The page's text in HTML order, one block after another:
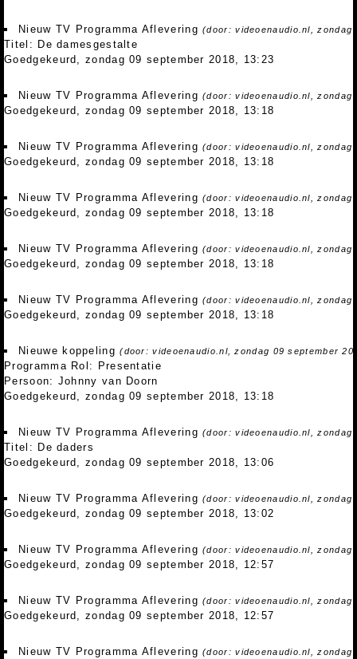
Nieuw TV Programma Aflevering(door: videoenaudio.nl, zondag
Titel: De damesgestalte
Goedgekeurd, zondag 09 september 2018, 13:23
Nieuw TV Programma Aflevering(door: videoenaudio.nl, zondag
Goedgekeurd, zondag 09 september 2018, 13:18
Nieuw TV Programma Aflevering(door: videoenaudio.nl, zondag
Goedgekeurd, zondag 09 september 2018, 13:18
Nieuw TV Programma Aflevering(door: videoenaudio.nl, zondag
Goedgekeurd, zondag 09 september 2018, 13:18
Nieuw TV Programma Aflevering(door: videoenaudio.nl, zondag
Goedgekeurd, zondag 09 september 2018, 13:18
Nieuw TV Programma Aflevering(door: videoenaudio.nl, zondag
Goedgekeurd, zondag 09 september 2018, 13:18
Nieuwe koppeling(door: videoenaudio.nl, zondag 09 september
Programma Rol: Presentatie
Persoon: Johnny van Doorn
Goedgekeurd, zondag 09 september 2018, 13:18
Nieuw TV Programma Aflevering(door: videoenaudio.nl, zondag
Titel: De daders
Goedgekeurd, zondag 09 september 2018, 13:06
Nieuw TV Programma Aflevering(door: videoenaudio.nl, zondag
Goedgekeurd, zondag 09 september 2018, 13:02
Nieuw TV Programma Aflevering(door: videoenaudio.nl, zondag
Goedgekeurd, zondag 09 september 2018, 12:57
Nieuw TV Programma Aflevering(door: videoenaudio.nl, zondag
Goedgekeurd, zondag 09 september 2018, 12:57
Nieuw TV Programma Aflevering(door: videoenaudio.nl, zondag